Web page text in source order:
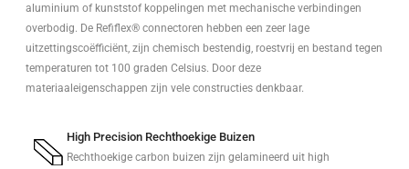
aluminium of kunststof koppelingen met mechanische verbindingen
overbodig. De Refiflex® connectoren hebben een zeer lage
uitzettingscoëfficiënt, zijn chemisch bestendig, roestvrij en bestand tegen
temperaturen tot 100 graden Celsius. Door deze
materiaaleigenschappen zijn vele constructies denkbaar.
High Precision Rechthoekige Buizen
Rechthoekige carbon buizen zijn gelamineerd uit high